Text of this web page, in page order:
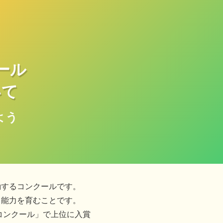
ル
う
るコンクールです。
力を育むことです。
クール」で上位に入賞